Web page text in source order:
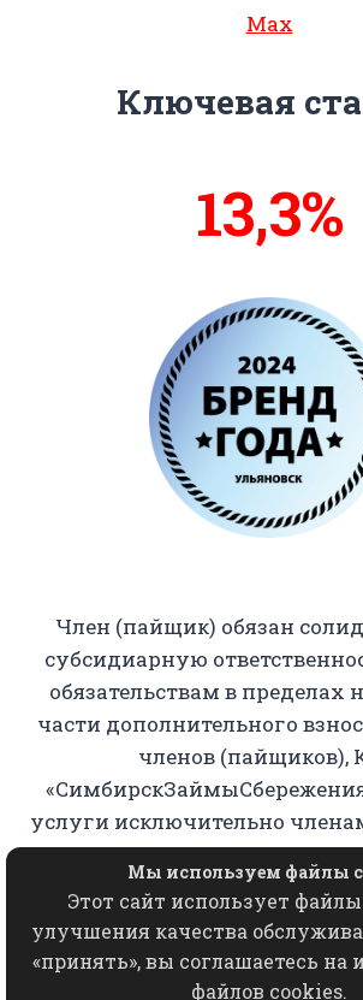
Max
Ключевая
14%13,6%
Член (пайщик) обязан
субсидиарную
обязательствам в пределах
части дополнительного
членов (пайщиков),
услуги исключительно
кооператива.
Копирование, использование,
хранение,
материалов с данного сайта
Мы используем файлы
Этот сайт использует
улучшения качества
«принять», вы соглашаетесь на
файлов cookies.